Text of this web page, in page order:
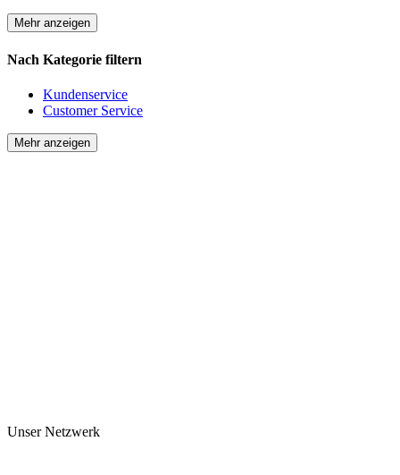
Mehr anzeigen
Nach Kategorie filtern
Kundenservice
Customer Service
Mehr anzeigen
Unser Netzwerk